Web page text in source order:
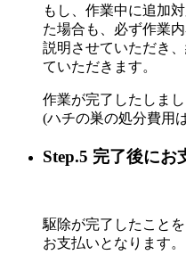
もし、作業中に追加
た場合も、必ず作業
説明させていただき
ていただきます。
作業が完了したしま
(ハチの巣の処分費用
Step.5 完了後にお
駆除が完了したこと
お支払いとなります。